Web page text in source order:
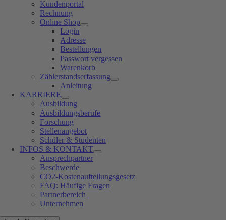
Kundenportal
Rechnung
Online Shop
Login
Adresse
Bestellungen
Passwort vergessen
Warenkorb
Zählerstandserfassung
Anleitung
KARRIERE
Ausbildung
Ausbildungsberufe
Forschung
Stellenangebot
Schüler & Studenten
INFOS & KONTAKT
Ansprechpartner
Beschwerde
CO2-Kostenaufteilungsgesetz
FAQ: Häufige Fragen
Partnerbereich
Unternehmen